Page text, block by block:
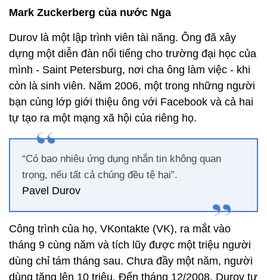
Mark Zuckerberg của nước Nga
Durov là một lập trình viên tài năng. Ông đã xây
dựng một diễn đàn nổi tiếng cho trường đại học của
mình - Saint Petersburg, nơi cha ông làm việc - khi
còn là sinh viên. Năm 2006, một trong những người
bạn cùng lớp giới thiệu ông với Facebook và cả hai
tự tạo ra một mạng xã hội của riêng họ.
“Có bao nhiêu ứng dụng nhắn tin không quan
trọng, nếu tất cả chúng đều tệ hại”.
Pavel Durov
Công trình của họ, VKontakte (VK), ra mắt vào
tháng 9 cùng năm và tích lũy được một triệu người
dùng chỉ tám tháng sau. Chưa đầy một năm, người
dùng tăng lên 10 triệu. Đến tháng 12/2008, Durov tự